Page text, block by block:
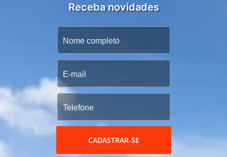
Receba novidades
CADASTRAR-SE